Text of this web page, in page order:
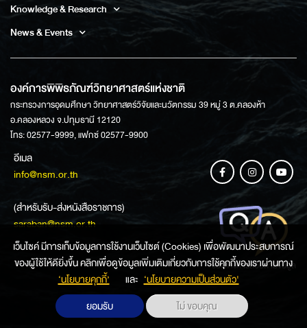
Knowledge & Research
News & Events
องค์การพิพิธภัณฑ์วิทยาศาสตร์แห่งชาติ
กระทรวงการอุดมศึกษา วิทยาศาสตร์วิจัยและนวัตกรรม 39 หมู่ 3 ต.คลองห้า
อ.คลองหลวง จ.ปทุมธานี 12120
โทร: 02577-9999, แฟกซ์ 02577-9900
อีเมล
info@nsm.or.th
(สำหรับรับ-ส่งหนังสือราชการ)
saraban@nsm.or.th
ช่องทางการสอบถามข้อมูล
เว็บไซค์ มีการเก็บข้อมูลการใช้งานเว็บไซต์ (Cookies) เพื่อพัฒนาประสบการณ์
ของผู้ใช้ให้ดียิ่งขึ้น คลิกเพื่อดูข้อมูลเพิ่มเติมเกี่ยวกับการใช้คุกกี้ของเราผ่านทาง
‘นโยบายคุกกี้’
และ ‘นโยบายความเป็นส่วนตัว'
ยอมรับ
ไม่ ขอบคุณ